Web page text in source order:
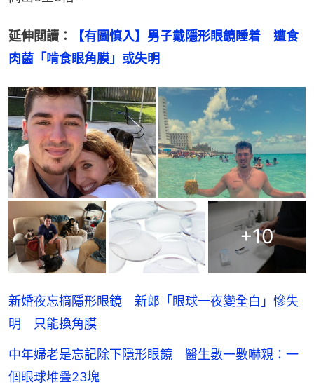
延伸閱讀：
【有圖慎入】男子戴隱形眼鏡睡着　遭食
肉菌「啃食眼角膜」或失明
+10
新婚夜忘摘隱形眼鏡 新郎「眼球一夜變全白」慘失
明 只能換角膜
中年婦老是忘記除下隱形眼鏡 醫生數一數嚇親：一
個眼球堆疊23塊